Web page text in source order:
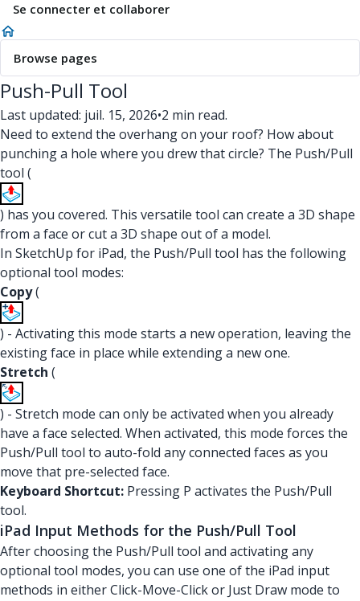
Se connecter et collaborer
Browse pages
Push-Pull Tool
Last updated: juil. 15, 2026•2 min read.
Need to extend the overhang on your roof? How about
punching a hole where you drew that circle? The Push/Pull
tool (
) has you covered. This versatile tool can create a 3D shape
from a face or cut a 3D shape out of a model.
In SketchUp for iPad, the Push/Pull tool has the following
optional tool modes:
Copy(
) - Activating this mode starts a new operation, leaving the
existing face in place while extending a new one.
Stretch (
) - Stretch mode can only be activated when you already
have a face selected. When activated, this mode forces the
Push/Pull tool to auto-fold any connected faces as you
move that pre-selected face.
Keyboard Shortcut: Pressing P activates the Push/Pull
tool.
iPad Input Methods for the Push/Pull Tool
After choosing the Push/Pull tool and activating any
optional tool modes, you can use one of the iPad input
methods in either Click-Move-Click or Just Draw mode to